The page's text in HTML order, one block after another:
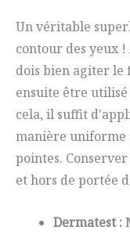
Un véritable
contour des yeux
dois bien agiter le
ensuite être
cela, il suffit
manière uniforme
pointes.
et hors de portée
Dermatest :